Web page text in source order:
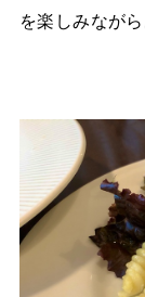
を楽しみなが